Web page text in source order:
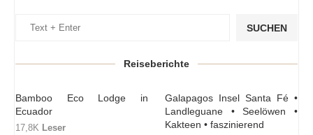
SUCHEN
Reiseberichte
Bamboo Eco Lodge in
Ecuador
17,8K Leser
Galapagos Insel Santa Fé •
Landleguane • Seelöwen •
Kakteen • faszinierend